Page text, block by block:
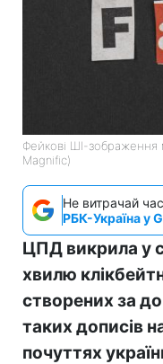
Фейкові ШІ-зображення
Magnific)
Не витрачай
РБК-Україна у
ЦПД викрила у
хвилю
створених за
таких дописів
почуттях